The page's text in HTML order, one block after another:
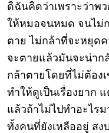
ดิฉันคิดว่าเพราะว่าพ
ให้หมอจนหมด จนไม่ก
ตาย ไม่กล้าที่จะหยุดค
จะตายแล้วมันจะน่า
กล้าตายโดยที่ไม่ต้อง
ทำให้ดูเป็นเรื่องยาก
แล้วถ้าไม่ไปทำอะไร
ทั้งคนที่ยังเหลืออยู่ สง